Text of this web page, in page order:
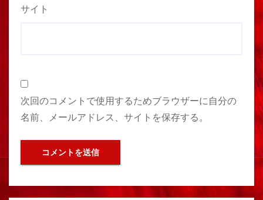
サイト
次回のコメントで使用するためブラウザーに自分の
名前、メールアドレス、サイトを保存する。